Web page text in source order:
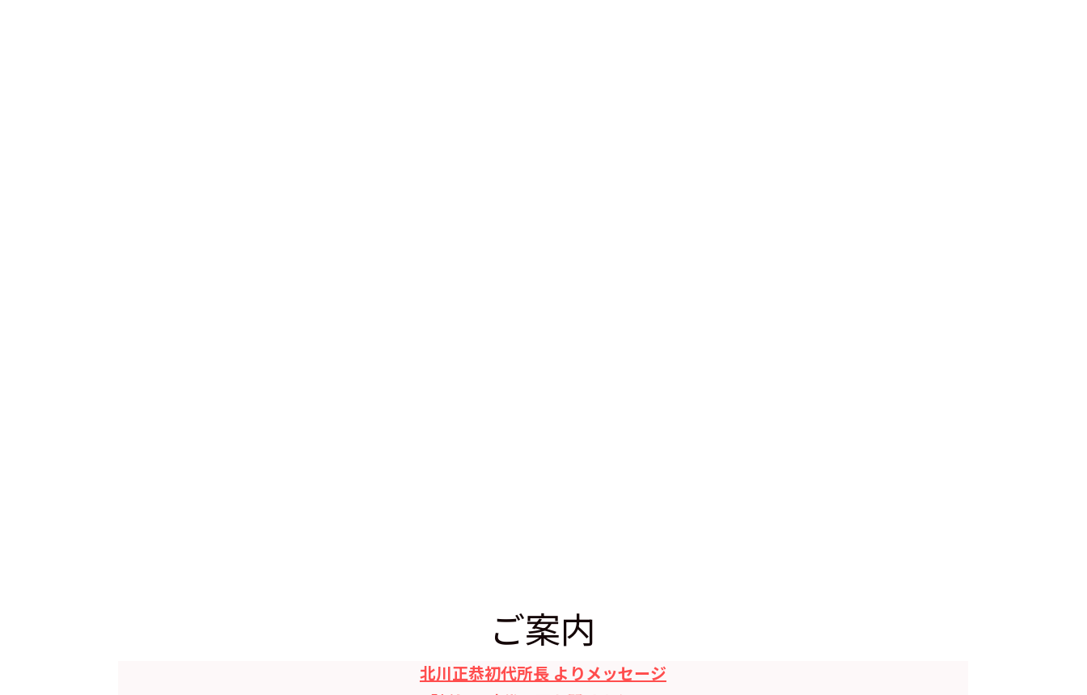
北川正恭初代所長 よりメッセージ
「新しい時代の扉を開けよう！」
ご案内（PDF)